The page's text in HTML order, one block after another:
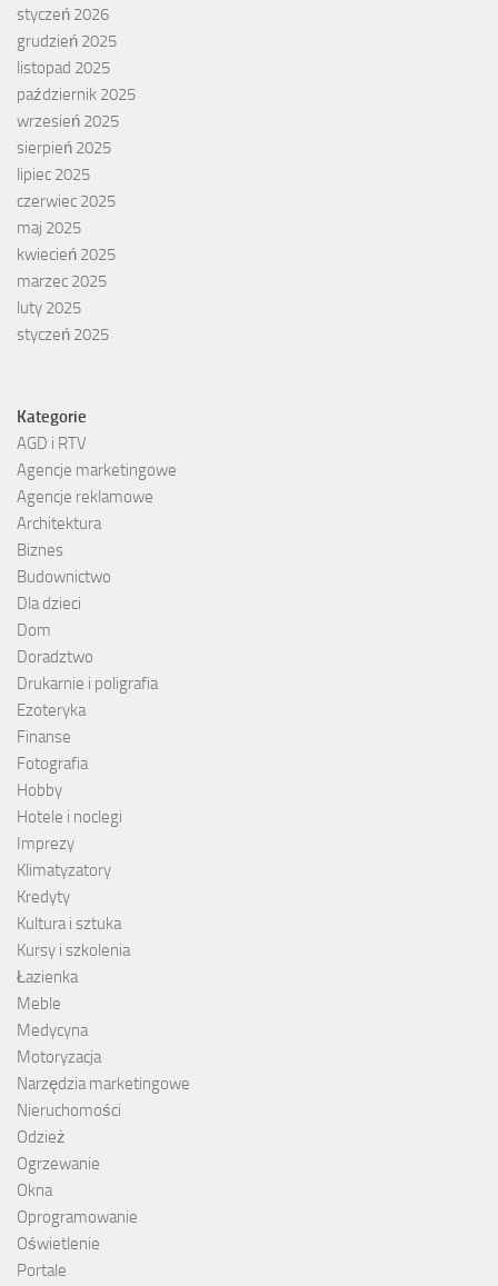
styczeń 2026
grudzień 2025
listopad 2025
październik 2025
wrzesień 2025
sierpień 2025
lipiec 2025
czerwiec 2025
maj 2025
kwiecień 2025
marzec 2025
luty 2025
styczeń 2025
Kategorie
AGD i RTV
Agencje marketingowe
Agencje reklamowe
Architektura
Biznes
Budownictwo
Dla dzieci
Dom
Doradztwo
Drukarnie i poligrafia
Ezoteryka
Finanse
Fotografia
Hobby
Hotele i noclegi
Imprezy
Klimatyzatory
Kredyty
Kultura i sztuka
Kursy i szkolenia
Łazienka
Meble
Medycyna
Motoryzacja
Narzędzia marketingowe
Nieruchomości
Odzież
Ogrzewanie
Okna
Oprogramowanie
Oświetlenie
Portale